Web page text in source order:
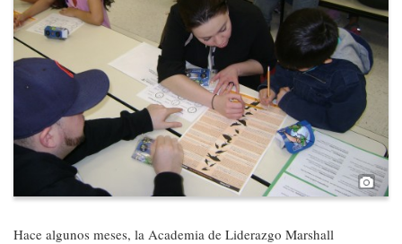
Hace algunos meses, la Academia de Liderazgo Marshall